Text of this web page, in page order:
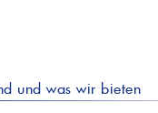
und was wir bieten